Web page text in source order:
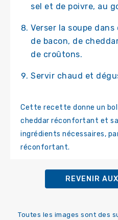
sel et de poivre, au
Verser la soupe
de bacon, de
de croûtons.
Servir chaud et
Cette recette donne un
cheddar réconfortant et
ingrédients nécessaires,
réconfortant.
REVENIR
Toutes les images sont des